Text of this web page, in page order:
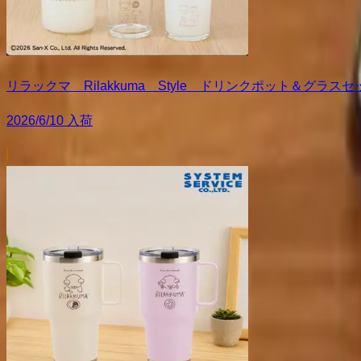
リラックマ Rilakkuma Style ドリンクポット＆グラスセ
2026/6/10 入荷